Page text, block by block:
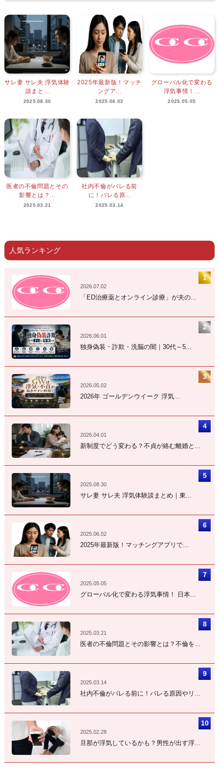
サレ妻 サレ夫 浮気体験
談まと...
2025.08.30
2025年最新版！マッチ
ングア...
2025.06.02
グローバル化で変わる
浮気事情！...
2025.05.05
医者の不倫問題とその
影響とは？...
2025.03.21
社内不倫がバレる前
に！バレる原...
2025.03.14
人気ランキング
2026.07.02
「ED治療薬とオンライン診療」が夫の...
2026.06.01
独身偽装・詐欺・洗脳の闇｜30代～5...
2026.05.02
2026年 ゴールデンウイーク 浮気...
2026.04.01
新制度でどう変わる？不貞が絡む離婚と...
2025.08.30
サレ妻 サレ夫 浮気体験談まとめ｜東...
2025.06.02
2025年最新版！マッチングアプリで...
2025.05.05
グローバル化で変わる浮気事情！ 日本...
2025.03.21
医者の不倫問題とその影響とは？不倫を...
2025.03.14
社内不倫がバレる前に！バレる原因やリ...
2025.02.28
旦那が浮気しているかも？男性が出す浮...